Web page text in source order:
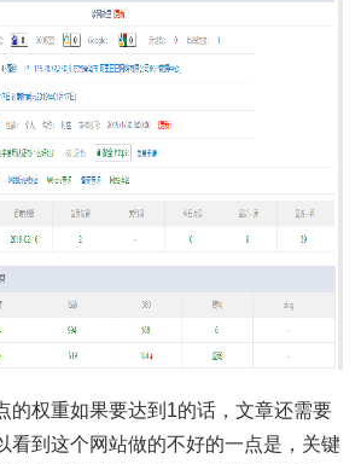
的权重如果要达到1的话，文章还需要
看到这个网站做的不好的一点是，关键